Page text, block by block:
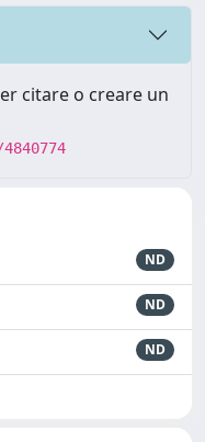
citare o creare un
ND
ND
ND